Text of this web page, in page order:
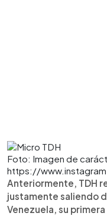
Foto: Imagen de
https://
Anteriormente, TDH
justamente saliendo
Venezuela, su